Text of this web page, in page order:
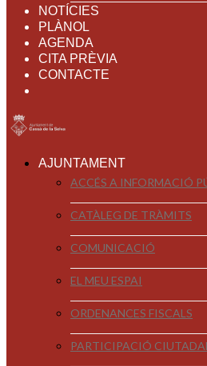
NOTÍCIES
PLÀNOL
AGENDA
CITA PRÈVIA
CONTACTE
AJUNTAMENT
ACCÉS A INFORMACIÓ
CATÀLEG DE TRÀMITS
COMUNICACIÓ
EL MEU ESPAI
ORDENANCES FISCALS
PARTICIPACIÓ